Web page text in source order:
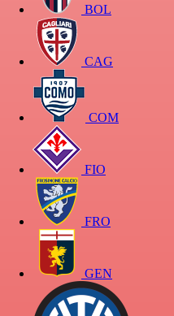
BOL
CAG
COM
FIO
FRO
GEN